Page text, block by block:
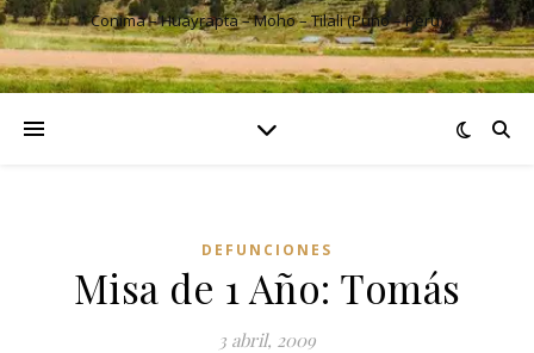
Conima – Huayrapta – Moho – Tilali (Puno – Perú)
DEFUNCIONES
Misa de 1 Año: Tomás
3 abril, 2009